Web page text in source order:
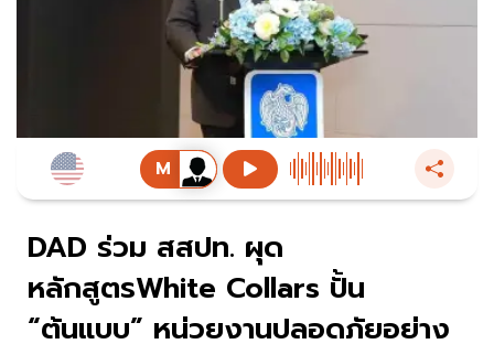
DAD ร่วม สสปท. ผุด
หลักสูตรWhite Collars ปั้น
“ต้นแบบ” หน่วยงานปลอดภัยอย่าง